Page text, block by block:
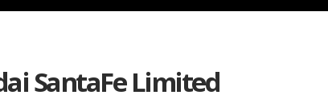
SantaFe Limited